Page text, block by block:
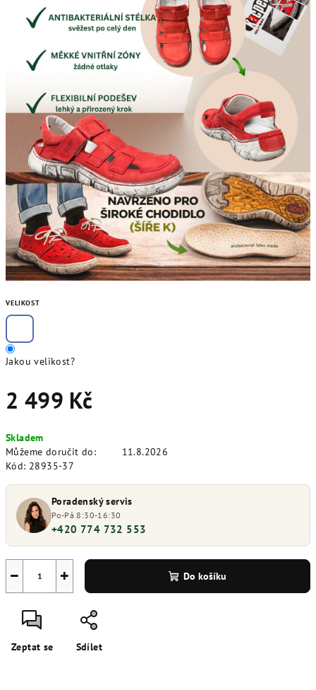
VELIKOST
Jakou velikost?
2 499 Kč
cena:
Skladem
Můžeme doručit do:
11.8.2026
Kód: 28935-37
Poradenský servis
Po-Pá 8:30-16:30
+420 774 732 553
+
− Do košíku
Zeptat se Sdílet